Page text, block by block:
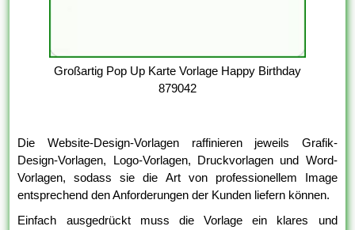
Großartig Pop Up Karte Vorlage Happy Birthday
879042
Die Website-Design-Vorlagen raffinieren jeweils Grafik-
Design-Vorlagen, Logo-Vorlagen, Druckvorlagen und Word-
Vorlagen, sodass sie die Art von professionellem Image
entsprechend den Anforderungen der Kunden liefern können.
Einfach ausgedrückt muss die Vorlage ein klares und